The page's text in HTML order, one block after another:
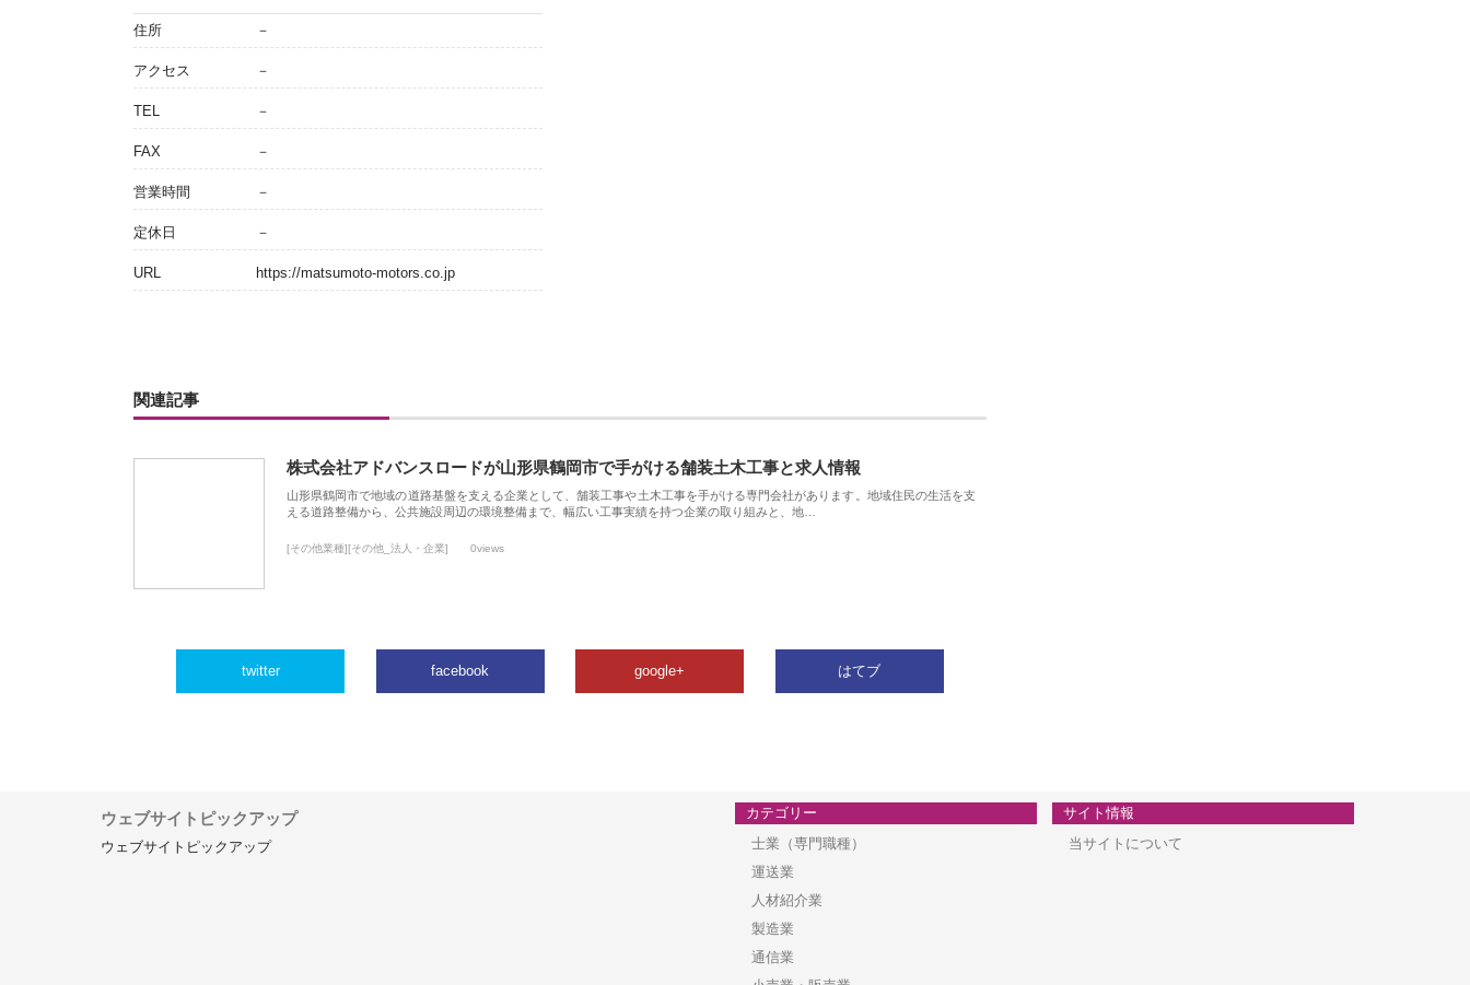
住所 －
アクセス －
TEL －
FAX －
営業時間 －
定休日 －
URL https://matsumoto-motors.co.jp
関連記事
株式会社アドバンスロードが山形県鶴岡市で手がける舗装土木工事と求人情報
山形県鶴岡市で地域の道路基盤を支える企業として、舗装工事や土木工事を手がける専門会社があります。地域住民の生活を支
える道路整備から、公共施設周辺の環境整備まで、幅広い工事実績を持つ企業の取り組みと、地…
[その他業種][その他_法人・企業] 0views
twitter facebook google+ はてブ
ウェブサイトピックアップ
ウェブサイトピックアップ
カテゴリー
士業（専門職種）
運送業
人材紹介業
製造業
通信業
サイト情報
当サイトについて